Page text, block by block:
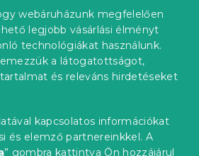
webáruházunk megfelelően
legjobb vásárlási élményt
technológiákat használunk.
a látogatottságot,
és releváns hirdetéseket
kapcsolatos információkat
és elemző partnereinkkel. A
” gombra kattintva Ön hozzájárul
r
á
n
y
í
t
e
l
e
Ön számára
feltételek